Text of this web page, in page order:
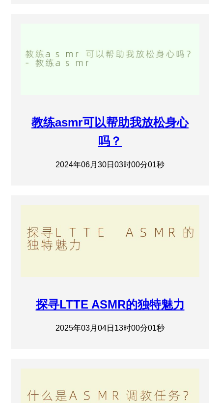
教练asmr可以帮助我放松身心
吗？
2024年06月30日03时00分01秒
探寻LTTE ASMR的独特魅力
2025年03月04日13时00分01秒